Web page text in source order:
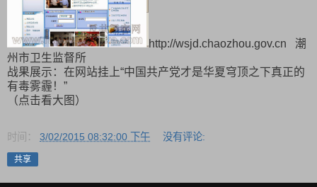
http://wsjd.chaozhou.gov.cn 潮
州市卫生监督所
战果展示：在网站挂上“中国共产党才是华夏穹顶之下真正的
有毒雾霾！”
（点击看大图）
时间： 3/02/2015 08:32:00 下午 没有评论:
共享